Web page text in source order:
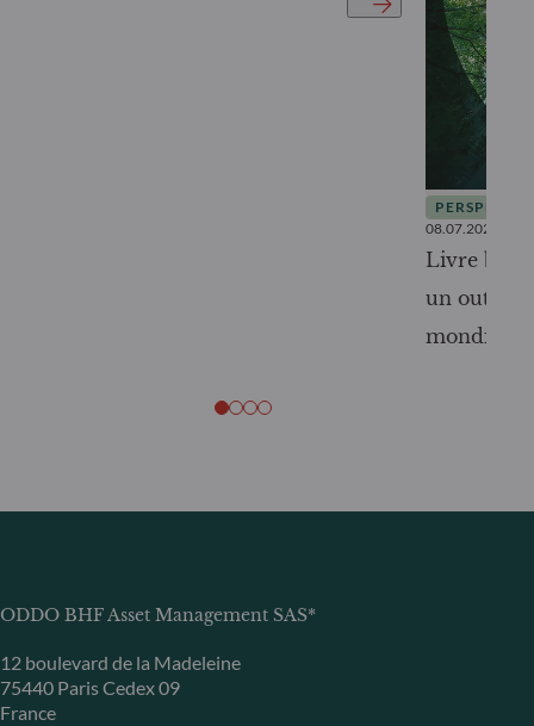
08.07.2026
Livre
un outil
mondiale
ODDO BHF Asset Management SAS*
12 boulevard de la Madeleine
75440 Paris Cedex 09
France